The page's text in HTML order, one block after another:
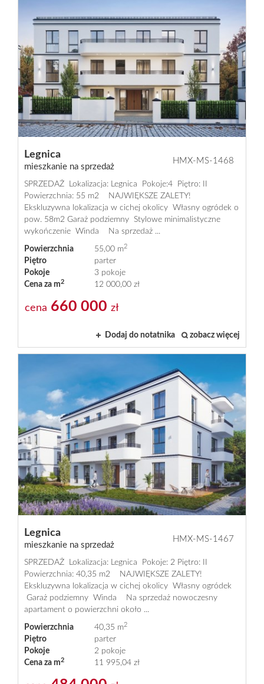
Legnica
mieszkanie na sprzedaż
HMX-MS-1468
SPRZEDAŻ Lokalizacja: Legnica Pokoje:4 Piętro: II
Powierzchnia: 55 m2 NAJWIĘKSZE ZALETY!
Ekskluzywna lokalizacja w cichej okolicy Własny ogródek o
pow. 58m2 Garaż podziemny Stylowe minimalistyczne
wykończenie Winda Na sprzedaż ...
Powierzchnia 55,00 m2
Piętro
parter
Pokoje
3 pokoje
Cena za m2 12 000,00 zł
cena 660 000 zł
Dodaj do notatnika zobacz więcej
Legnica
mieszkanie na sprzedaż
HMX-MS-1467
SPRZEDAŻ Lokalizacja: Legnica Pokoje: 2 Piętro: II
Powierzchnia: 40,35 m2 NAJWIĘKSZE ZALETY!
Ekskluzywna lokalizacja w cichej okolicy Własny ogródek
Garaż podziemny Winda Na sprzedaż nowoczesny
apartament o powierzchni około ...
Powierzchnia 40,35 m2
Piętro
parter
Pokoje
2 pokoje
Cena za m2 11 995,04 zł